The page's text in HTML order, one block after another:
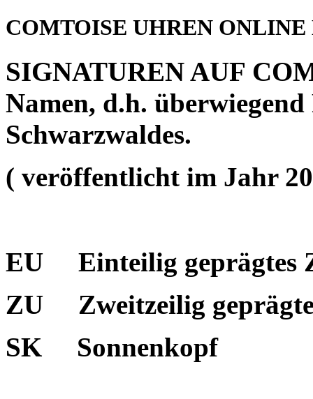
COMTOISE UHREN ONLINE
SIGNATUREN AUF
Namen, d.h.
Schwarzwaldes.
( veröffentlicht im Jahr
EU
Einteilig geprägtes
ZU
Zweitzeilig
SK Sonnenkopf